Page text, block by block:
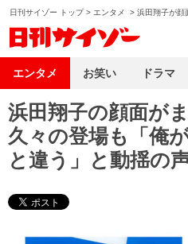
日刊サイゾー トップ> エンタメ > 浜田翔子が顔
浜田翔子の顔面が
久々の登場も「俺
と違う」と動揺の
エンタメ お笑い ドラマ